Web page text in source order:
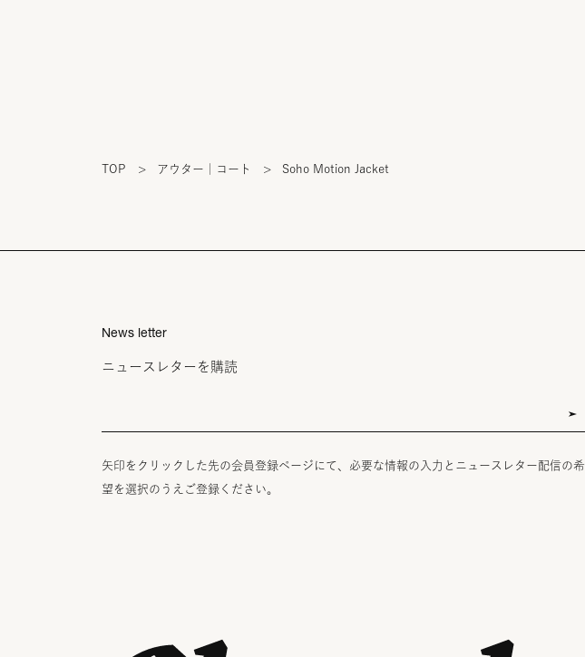
TOP > アウター｜コート > Soho Motion Jacket
News letter
ニュースレターを購読
矢印をクリックした先の会員登録ページにて、必要な情報の入力とニュースレター配信の希
望を選択のうえご登録ください。